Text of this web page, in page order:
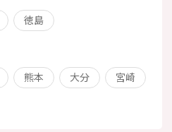
徳島
熊本 大分
宮崎